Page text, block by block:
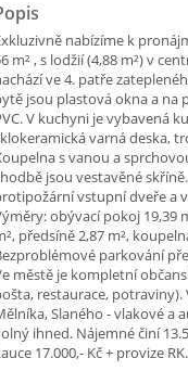
nabízíme k
m² , s lodžií (4,88 m²) v
ve 4. patře
jsou plastová okna a na
V kuchyni je vybavená
varná deska,
s vanou a
jsou vestavěné
vstupní dveře a
obývací pokoj 19,39
předsíně 2,87 m²,
parkování
městě je kompletní
restaurace,
Slaného - vlakové a
ihned. Nájemné činí
17.000,- Kč + provize